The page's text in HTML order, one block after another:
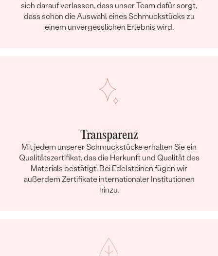
sich darauf verlassen, dass unser Team dafür sorgt,
dass schon die Auswahl eines Schmuckstücks zu
einem unvergesslichen Erlebnis wird.
Transparenz
Mit jedem unserer Schmuckstücke erhalten Sie ein
Qualitätszertifikat, das die Herkunft und Qualität des
Materials bestätigt. Bei Edelsteinen fügen wir
außerdem Zertifikate internationaler Institutionen
hinzu.